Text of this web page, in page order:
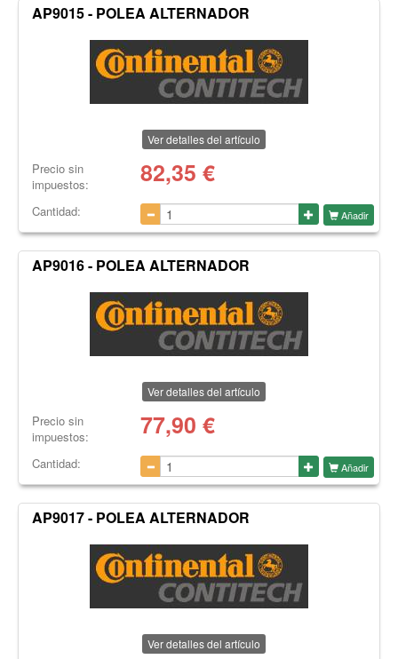
AP9015 - POLEA ALTERNADOR
Ver detalles del artículo
Precio sin
impuestos:
82,35 €
Cantidad: Añadir
AP9016 - POLEA ALTERNADOR
Ver detalles del artículo
Precio sin
impuestos:
77,90 €
Cantidad: Añadir
AP9017 - POLEA ALTERNADOR
Ver detalles del artículo